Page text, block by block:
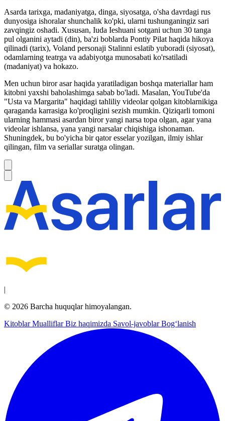
Asarda tarixga, madaniyatga, dinga, siyosatga, o'sha davrdagi rus
dunyosiga ishoralar shunchalik ko'pki, ularni tushunganingiz sari
zavqingiz oshadi. Xususan, Iuda Ieshuani sotgani uchun 30 tanga
pul olganini aytadi (din), ba'zi boblarda Pontiy Pilat haqida hikoya
qilinadi (tarix), Voland personaji Stalinni eslatib yuboradi (siyosat),
odamlarning teatrga va adabiyotga munosabati ko'rsatiladi
(madaniyat) va hokazo.
Men uchun biror asar haqida yaratiladigan boshqa materiallar ham
kitobni yaxshi baholashimga sabab bo'ladi. Masalan, YouTube'da
"Usta va Margarita" haqidagi tahliliy videolar qolgan kitoblarnikiga
qaraganda karrasiga ko'proqligini sezish mumkin. Qiziqarli tomoni
ularning hammasi asardan biror yangi narsa topa olgan, agar yana
videolar ishlansa, yana yangi narsalar chiqishiga ishonaman.
Shuningdek, bu bo'yicha bir qator esselar yozilgan, ilmiy ishlar
qilingan, film va seriallar suratga olingan.
|
© 2026 Barcha huquqlar himoyalangan.
KitoblarMualliflarBiz haqimizda Savol-javoblarBog‘lanish